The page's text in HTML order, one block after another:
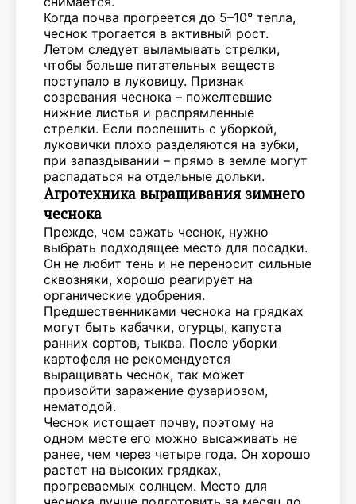
Когда почва прогреется до 5–10° тепла,
чеснок трогается в активный рост.
Летом следует выламывать стрелки,
чтобы больше питательных веществ
поступало в луковицу. Признак
созревания чеснока – пожелтевшие
нижние листья и распрямленные
стрелки. Если поспешить с уборкой,
луковички плохо разделяются на зубки,
при запаздывании – прямо в земле могут
распадаться на отдельные дольки.
Агротехника выращивания зимнего
чеснока
Прежде, чем сажать чеснок, нужно
выбрать подходящее место для посадки.
Он не любит тень и не переносит сильные
сквозняки, хорошо реагирует на
органические удобрения.
Предшественниками чеснока на грядках
могут быть кабачки, огурцы, капуста
ранних сортов, тыква. После уборки
картофеля не рекомендуется
выращивать чеснок, так может
произойти заражение фузариозом,
нематодой.
Чеснок истощает почву, поэтому на
одном месте его можно высаживать не
ранее, чем через четыре года. Он хорошо
растет на высоких грядках,
прогреваемых солнцем. Место для